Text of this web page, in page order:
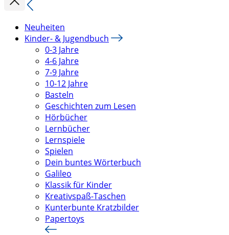
Neuheiten
Kinder- & Jugendbuch
0-3 Jahre
4-6 Jahre
7-9 Jahre
10-12 Jahre
Basteln
Geschichten zum Lesen
Hörbücher
Lernbücher
Lernspiele
Spielen
Dein buntes Wörterbuch
Galileo
Klassik für Kinder
Kreativspaß-Taschen
Kunterbunte Kratzbilder
Papertoys